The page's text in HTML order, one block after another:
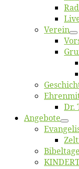
Ver­ein
Dr.
An­ge­bo­te
Bi­bel­ta­ge